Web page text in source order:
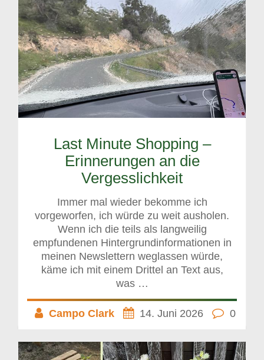
Last Minute Shopping –
Erinnerungen an die
Vergesslichkeit
Immer mal wieder bekomme ich
vorgeworfen, ich würde zu weit ausholen.
Wenn ich die teils als langweilig
empfundenen Hintergrundinformationen in
meinen Newslettern weglassen würde,
käme ich mit einem Drittel an Text aus,
was …
Campo Clark 14. Juni 2026 0